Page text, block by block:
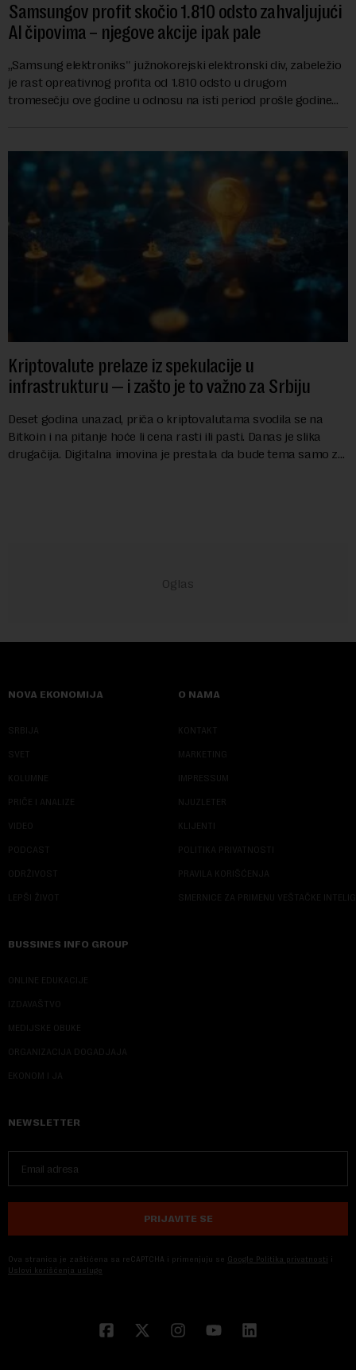
Samsungov profit skočio 1.810 odsto zahvaljujući
AI čipovima – njegove akcije ipak pale
,,Samsung elektroniks'' južnokorejski elektronski div, zabeležio
je rast opreativnog profita od 1.810 odsto u drugom
tromesečju ove godine u odnosu na isti period prošle godine
Kriptovalute prelaze iz spekulacije u
infrastrukturu — i zašto je to važno za Srbiju
Deset godina unazad, priča o kriptovalutama svodila se na
Bitkoin i na pitanje hoće li cena rasti ili pasti. Danas je slika
drugačija. Digitalna imovina je prestala da bude tema samo za
NOVA EKONOMIJA
SRBIJA
SVET
KOLUMNE
PRIČE I ANALIZE
VIDEO
PODCAST
ODRŽIVOST
LEPŠI ŽIVOT
O NAMA
KONTAKT
MARKETING
IMPRESSUM
NJUZLETER
KLIJENTI
POLITIKA PRIVATNOSTI
PRAVILA KORIŠĆENJA
SMERNICE ZA PRIMENU VEŠTAČKE
BUSSINES INFO GROUP
ONLINE EDUKACIJE
IZDAVAŠTVO
MEDIJSKE OBUKE
ORGANIZACIJA DOGADJAJA
EKONOM I JA
NEWSLETTER
PRIJAVITE SE
Ova stranica je zaštićena sa reCAPTCHA i primenjuju se Google Politika privatnosti i
Uslovi korišćenja usluge